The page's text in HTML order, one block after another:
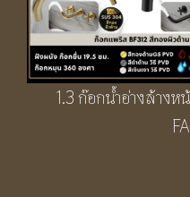
1.3 ก๊อกน้ำอ่างล้าง